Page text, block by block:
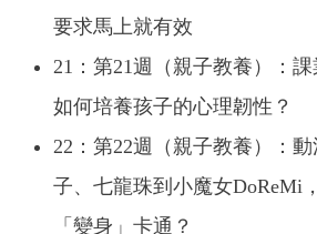
要求馬上就有效
21：第21週（親子教養）：課
如何培養孩子的心理韌性？
22：第22週（親子教養）：
子、七龍珠到小魔女DoReMi
「變身」卡通？